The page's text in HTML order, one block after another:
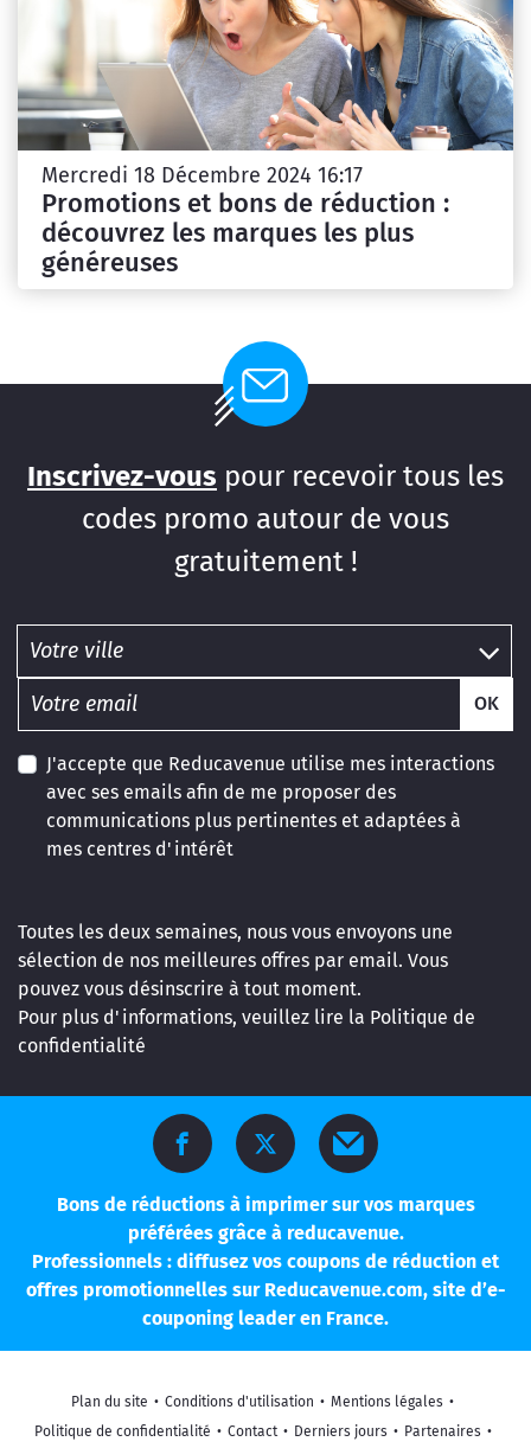
Mercredi 18 Décembre 2024 16:17
Promotions et bons de réduction :
découvrez les marques les plus
généreuses
Inscrivez-vous pour recevoir tous les
codes promo autour de vous
gratuitement !
OK
J'accepte que Reducavenue utilise mes interactions
avec ses emails afin de me proposer des
communications plus pertinentes et adaptées à
mes centres d'intérêt
Toutes les deux semaines, nous vous envoyons une
sélection de nos meilleures offres par email. Vous
pouvez vous désinscrire à tout moment.
Pour plus d'informations, veuillez lire la Politique de
confidentialité
Bons de réductions à imprimer sur vos marques
préférées grâce à reducavenue.
Professionnels : diffusez vos coupons de réduction et
offres promotionnelles sur Reducavenue.com, site d’e-
couponing leader en France.
Plan du site • Conditions d'utilisation • Mentions légales •
Politique de confidentialité • Contact • Derniers jours • Partenaires •